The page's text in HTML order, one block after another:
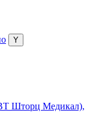
Шторц Медикал),